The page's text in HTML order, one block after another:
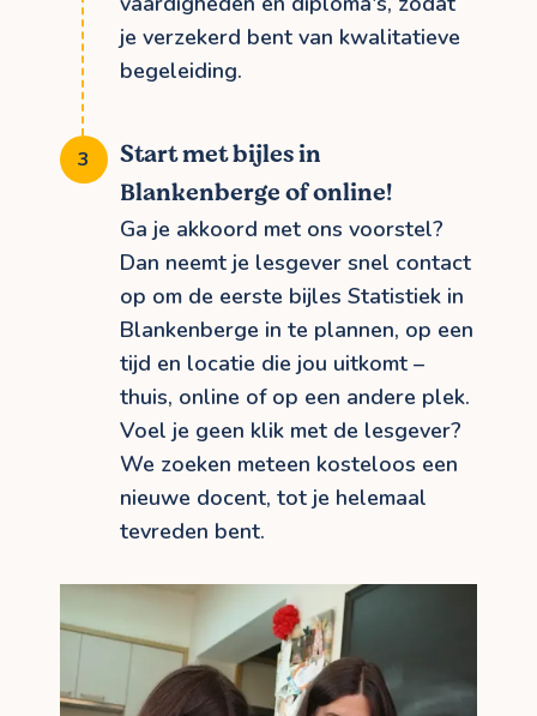
je verzekerd bent van kwalitatieve
begeleiding.
Start met bijles in
Blankenberge of online!
Ga je akkoord met ons voorstel?
Dan neemt je lesgever snel contact
op om de eerste bijles Statistiek in
Blankenberge in te plannen, op een
tijd en locatie die jou uitkomt –
thuis, online of op een andere plek.
Voel je geen klik met de lesgever?
We zoeken meteen kosteloos een
nieuwe docent, tot je helemaal
tevreden bent.